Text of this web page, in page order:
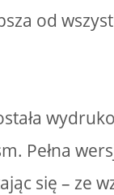
od
Pełna
się – ze